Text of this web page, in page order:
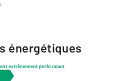
énergétiques
extrêmement performant